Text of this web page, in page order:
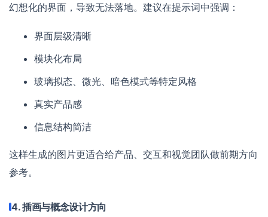
幻想化的界面，导致无法落地。建议在提示词中强调：
界面层级清晰
模块化布局
玻璃拟态、微光、暗色模式等特定风格
真实产品感
信息结构简洁
这样生成的图片更适合给产品、交互和视觉团队做前期方向
参考。
4. 插画与概念设计方向